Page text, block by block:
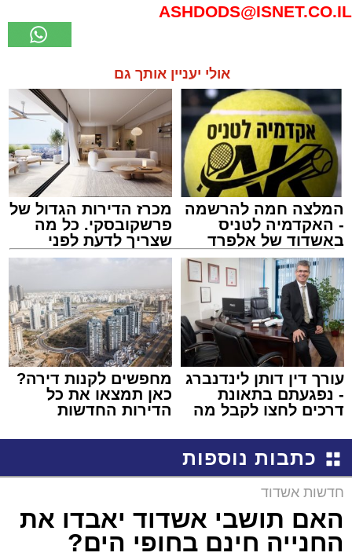
ASHDODS@ISNET.CO.IL
אולי יעניין אותך גם
המלצה חמה להרשמה
- האקדמיה לטניס
באשדוד של אלפרד
קריאולנסקי - לילדים
מכרז הדירות הגדול של
פרשקובסקי. כל מה
שצריך לדעת לפני
שמגישים הצעה לדירה
עורך דין דותן לינדנברג
- נפגעתם בתאונת
דרכים לחצו לקבל מה
מחפשים לקנות דירה?
כאן תמצאו את כל
הדירות החדשות
כתבות נוספות
חדשות אשדוד
האם תושבי אשדוד יאבדו את
החנייה חינם בחופי הים?